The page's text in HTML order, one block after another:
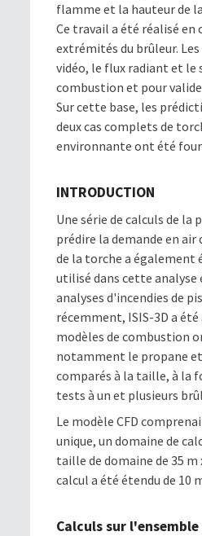
flamme et la hauteur de
Ce travail a été réalisé
extrémités du brûleur.
vidéo, le flux radiant et le
combustion et pour
Sur cette base, les
deux cas complets de
environnante ont été
INTRODUCTION
Une série de calculs de la
prédire la demande en
de la torche a également
utilisé dans cette analyse
analyses d'incendies de
récemment, ISIS-3D a
modèles de combustion
notamment le propane
comparés à la taille, à la
tests à un et plusieurs
Le modèle CFD
unique, un domaine de
taille de domaine de 35
calcul a été étendu de 10
Calculs sur